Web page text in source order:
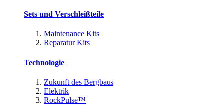
Sets und Verschleißteile
Maintenance Kits
Reparatur Kits
Technologie
Zukunft des Bergbaus
Elektrik
RockPulse™